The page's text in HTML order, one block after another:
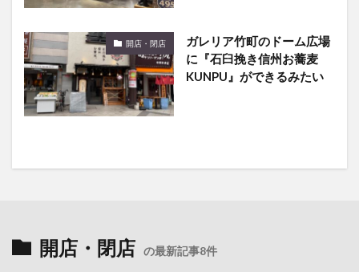
開店・閉店
ガレリア竹町のドーム広場
に『石臼挽き信州お蕎麦
KUNPU』ができるみたい
開店・閉店 の最新記事8件